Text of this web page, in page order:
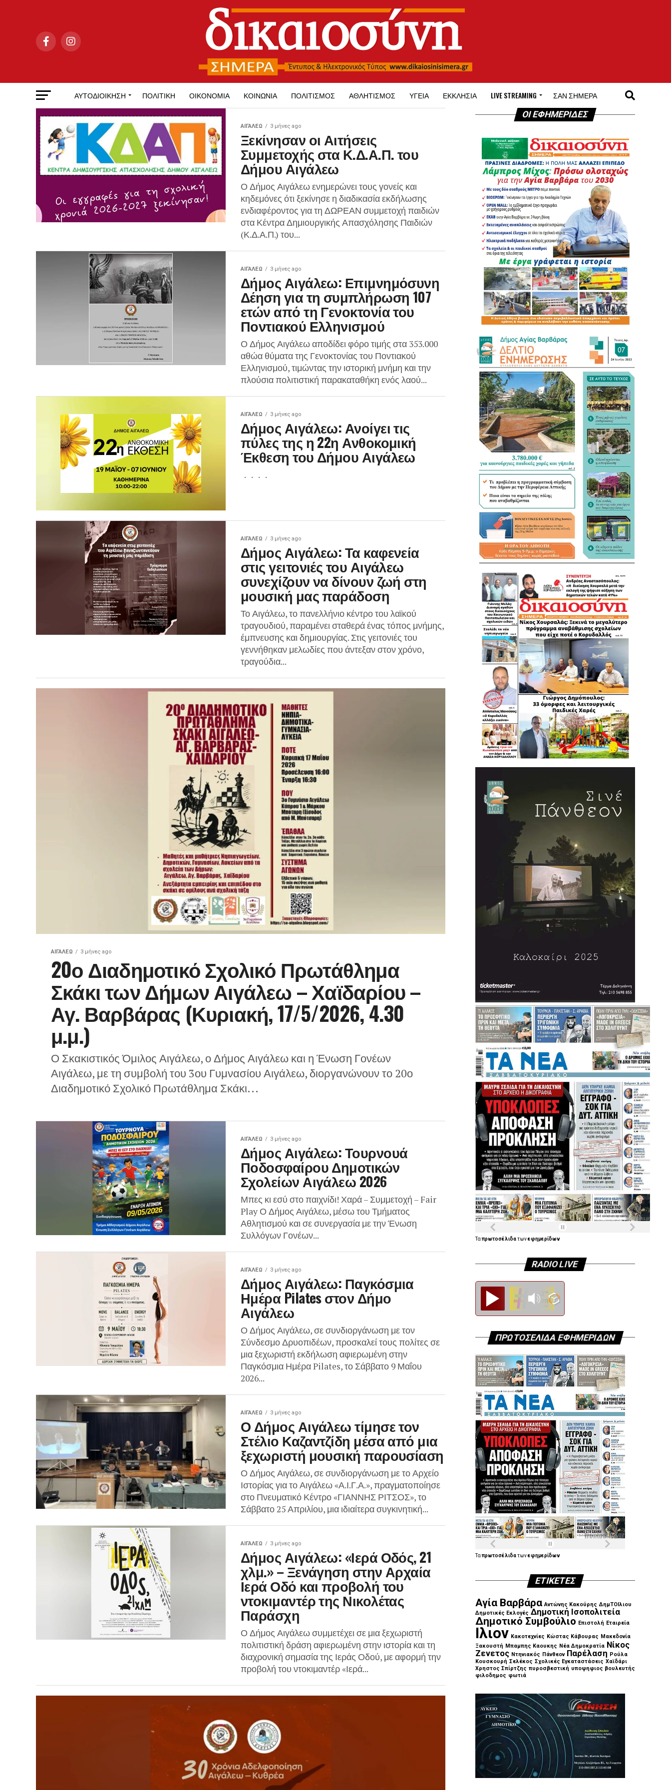
ΑΥΤΟΔΙΟΊΚΗΣΗ ΠΟΛΙΤΙΚΉ ΟΙΚΟΝΟΜΊΑ ΚΟΙΝΩΝΊΑ ΠΟΛΙΤΙΣΜΌΣ ΑΘΛΗΤΙΣΜΌΣ ΥΓΕΊΑ ΕΚΚΛΗΣΊΑ LIVE STREAMING ΣΑΝ ΣΉΜΕΡΑ
ΑΙΓΑΛΕΩ 3 μήνες ago
Ξεκίνησαν οι Αιτήσεις
Συμμετοχής στα Κ.Δ.Α.Π. του
Δήμου Αιγάλεω
Ο Δήμος Αιγάλεω ενημερώνει τους γονείς και
κηδεμόνες ότι ξεκίνησε η διαδικασία εκδήλωσης
ενδιαφέροντος για τη ΔΩΡΕΑΝ συμμετοχή παιδιών
στα Κέντρα Δημιουργικής Απασχόλησης Παιδιών
(Κ.Δ.Α.Π.) του...
ΑΙΓΑΛΕΩ 3 μήνες ago
Δήμος Αιγάλεω: Επιμνημόσυνη
Δέηση για τη συμπλήρωση 107
ετών από τη Γενοκτονία του
Ποντιακού Ελληνισμού
Ο Δήμος Αιγάλεω αποδίδει φόρο τιμής στα 353.000
αθώα θύματα της Γενοκτονίας του Ποντιακού
Ελληνισμού, τιμώντας την ιστορική μνήμη και την
πλούσια πολιτιστική παρακαταθήκη ενός λαού...
ΑΙΓΑΛΕΩ 3 μήνες ago
Δήμος Αιγάλεω: Ανοίγει τις
πύλες της η 22η Ανθοκομική
Έκθεση του Δήμου Αιγάλεω
. . . .
ΑΙΓΑΛΕΩ 3 μήνες ago
Δήμος Αιγάλεω: Τα καφενεία
στις γειτονιές του Αιγάλεω
συνεχίζουν να δίνουν ζωή στη
μουσική μας παράδοση
Το Αιγάλεω, το πανελλήνιο κέντρο του λαϊκού
τραγουδιού, παραμένει σταθερά ένας τόπος μνήμης,
έμπνευσης και δημιουργίας. Στις γειτονιές του
γεννήθηκαν μελωδίες που άντεξαν στον χρόνο,
τραγούδια...
ΑΙΓΑΛΕΩ 3 μήνες ago
20ο Διαδημοτικό Σχολικό Πρωτάθλημα
Σκάκι των Δήμων Αιγάλεω – Χαϊδαρίου –
Αγ. Βαρβάρας (Κυριακή, 17/5/2026, 4.30
μ.μ.)
Ο Σκακιστικός Όμιλος Αιγάλεω, ο Δήμος Αιγάλεω και η Ένωση Γονέων
Αιγάλεω, με τη συμβολή του 3ου Γυμνασίου Αιγάλεω, διοργανώνουν το 20ο
Διαδημοτικό Σχολικό Πρωτάθλημα Σκάκι...
ΑΙΓΑΛΕΩ 3 μήνες ago
Δήμος Αιγάλεω: Τουρνουά
Ποδοσφαίρου Δημοτικών
Σχολείων Αιγάλεω 2026
Μπες κι εσύ στο παιχνίδι! Χαρά – Συμμετοχή – Fair
Play Ο Δήμος Αιγάλεω, μέσω του Τμήματος
Αθλητισμού και σε συνεργασία με την Ένωση
Συλλόγων Γονέων...
ΑΙΓΑΛΕΩ 3 μήνες ago
Δήμος Αιγάλεω: Παγκόσμια
Ημέρα Pilates στον Δήμο
Αιγάλεω
Ο Δήμος Αιγάλεω, σε συνδιοργάνωση με τον
Σύνδεσμο Δρυοπιδέων, προσκαλεί τους πολίτες σε
μια ξεχωριστή εκδήλωση αφιερωμένη στην
Παγκόσμια Ημέρα Pilates, το Σάββατο 9 Μαΐου
2026...
ΑΙΓΑΛΕΩ 3 μήνες ago
Ο Δήμος Αιγάλεω τίμησε τον
Στέλιο Καζαντζίδη μέσα από μια
ξεχωριστή μουσική παρουσίαση
Ο Δήμος Αιγάλεω, σε συνδιοργάνωση με το Αρχείο
Ιστορίας για το Αιγάλεω «Α.Ι.Γ.Α.», πραγματοποίησε
στο Πνευματικό Κέντρο «ΓΙΑΝΝΗΣ ΡΙΤΣΟΣ», το
Σάββατο 25 Απριλίου, μια ιδιαίτερα συγκινητική...
ΑΙΓΑΛΕΩ 3 μήνες ago
Δήμος Αιγάλεω: «Ιερά Οδός, 21
χλμ.» – Ξενάγηση στην Αρχαία
Ιερά Οδό και προβολή του
ντοκιμαντέρ της Νικολέτας
Παράσχη
Ο Δήμος Αιγάλεω συμμετέχει σε μια ξεχωριστή
πολιτιστική δράση αφιερωμένη στην ιστορία και τη
διαχρονική σημασία της Ιεράς Οδού, με αφορμή την
προβολή του ντοκιμαντέρ «Ιερά...
ΟΙ ΕΦΗΜΕΡΙΔΕΣ
Ταπρωτοσέλιδατωνεφημερίδων
RADIO LIVE
ΠΡΩΤΟΣΕΛΙΔΑ ΕΦΗΜΕΡΙΔΩΝ
Ταπρωτοσέλιδατωνεφημερίδων
ΕΤΙΚΈΤΕΣ
Αγία Βαρβάρα Αντώνης Κακούρης ΔημΤΟΙλιου
Δημοτικές Εκλογές Δημοτική Ισοπολιτεία
Δημοτικό Συμβούλιο Επιστολή Εταιρεία
Ιλιον Κακοτεχνίες Κώστας Κάβουρας Μακεδονία
Ξακουστή Μπαμπης Καουκης Νέα Δημοκρατία Νίκος
Ζενετος Ντηνιακός Πάνθεον Παρέλαση Ρούλα
Κουσκουρή Σελέκος Σχολικές Εγκαταστάσεις Χαϊδάρι
Χρηστος Σπίρτζης πυροσβεστική υποψηφιος βουλευτής
φιλοδημος φωτιά